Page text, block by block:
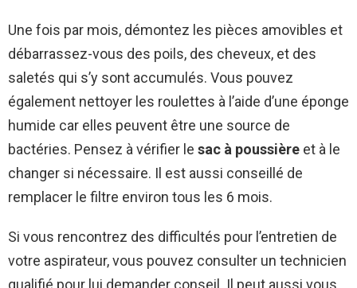
Une fois par mois, démontez les pièces amovibles et
débarrassez-vous des poils, des cheveux, et des
saletés qui s’y sont accumulés. Vous pouvez
également nettoyer les roulettes à l’aide d’une éponge
humide car elles peuvent être une source de
bactéries. Pensez à vérifier le sac à poussière et à le
changer si nécessaire. Il est aussi conseillé de
remplacer le filtre environ tous les 6 mois.
Si vous rencontrez des difficultés pour l’entretien de
votre aspirateur, vous pouvez consulter un technicien
qualifié pour lui demander conseil. Il peut aussi vous